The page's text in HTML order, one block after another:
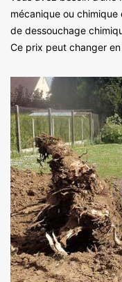
mécanique ou
de dessouchage
Ce prix peut changer